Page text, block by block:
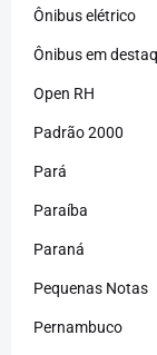
Ônibus elétrico
Ônibus em
Open RH
Padrão 2000
Pará
Paraíba
Paraná
Pequenas Notas
Pernambuco